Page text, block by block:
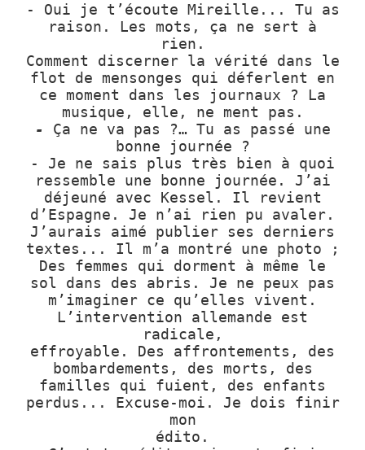
- Oui je t’écoute Mireille... Tu as
raison. Les mots, ça ne sert à
rien.
Comment discerner la vérité dans le
flot de mensonges qui déferlent en
ce moment dans les journaux ? La
musique, elle, ne ment pas.
- Ça ne va pas ?… Tu as passé une
bonne journée ?
- Je ne sais plus très bien à quoi
ressemble une bonne journée. J’ai
déjeuné avec Kessel. Il revient
d’Espagne. Je n’ai rien pu avaler.
J’aurais aimé publier ses derniers
textes... Il m’a montré une photo ;
Des femmes qui dorment à même le
sol dans des abris. Je ne peux pas
m’imaginer ce qu’elles vivent.
L’intervention allemande est
radicale,
effroyable. Des affrontements, des
bombardements, des morts, des
familles qui fuient, des enfants
perdus... Excuse-moi. Je dois finir
mon
édito.